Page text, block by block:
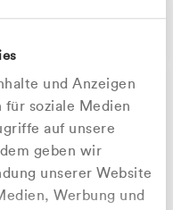
und Anzeigen
für soziale Medien
auf unsere
geben wir
unserer Website
Werbung und